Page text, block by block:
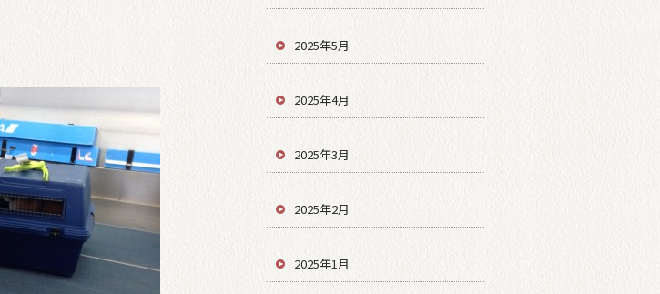
2025年5月
2025年4月
2025年3月
2025年2月
2025年1月